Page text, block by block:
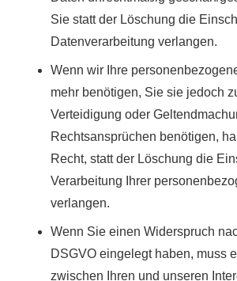
Sie statt der Löschung die
Datenverarbeitung verlangen.
Wenn wir Ihre
mehr benötigen, Sie sie jedoch
Verteidigung oder
Rechtsansprüchen benötigen,
Recht, statt der Löschung die
Verarbeitung Ihrer
verlangen.
Wenn Sie einen Widerspruch
DSGVO eingelegt haben, muss
zwischen Ihren und unseren